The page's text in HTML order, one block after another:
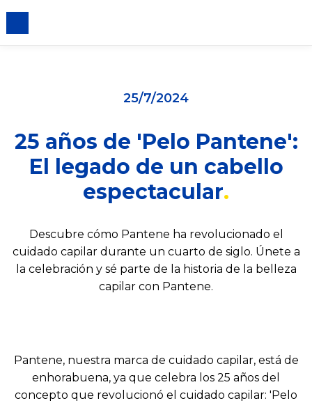
25/7/2024
25 años de 'Pelo Pantene':
El legado de un cabello
espectacular
Descubre cómo Pantene ha revolucionado el
cuidado capilar durante un cuarto de siglo. Únete a
la celebración y sé parte de la historia de la belleza
capilar con Pantene.
Pantene, nuestra marca de cuidado capilar, está de
enhorabuena, ya que celebra los 25 años del
concepto que revolucionó el cuidado capilar: 'Pelo